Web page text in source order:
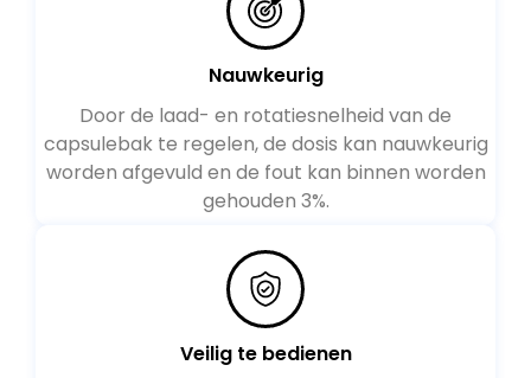
Nauwkeurig
Door de laad- en rotatiesnelheid van de
capsulebak te regelen, de dosis kan nauwkeurig
worden afgevuld en de fout kan binnen worden
gehouden 3%.
Veilig te bedienen